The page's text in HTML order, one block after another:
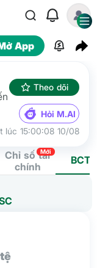
App
Theo dõi
Hỏi M.AI
lúc 15:00:08 10/08
Chỉ số tài
chính
Mới
BCTC